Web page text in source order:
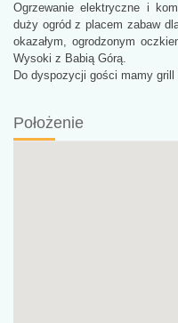
Ogrzewanie elektryczne i
duży ogród z placem zabaw
okazałym, ogrodzonym
Wysoki z Babią Górą.
Do dyspozycji gości mamy
Położenie